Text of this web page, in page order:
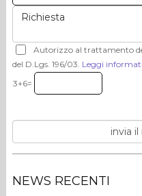
Autorizzo al trattamento
del D.Lgs. 196/03. Leggi
3+6=
NEWS RECENTI